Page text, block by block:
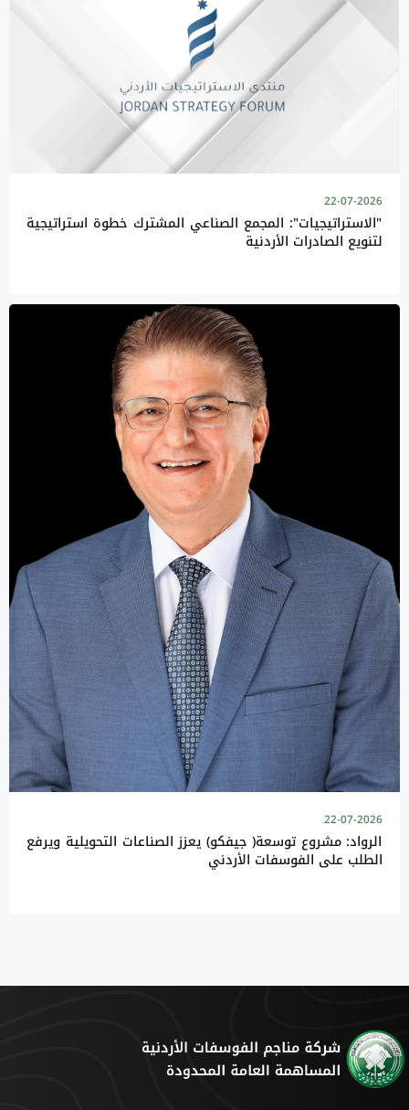
22-07-2026
"الاستراتيجيات": المجمع الصناعي المشترك خطوة استراتيجية
لتنويع الصادرات الأردنية
22-07-2026
الرواد: مشروع توسعة( جيفكو) يعزز الصناعات التحويلية ويرفع
الطلب على الفوسفات الأردني